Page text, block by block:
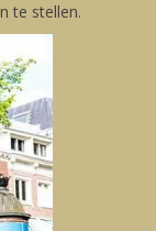
te stellen.